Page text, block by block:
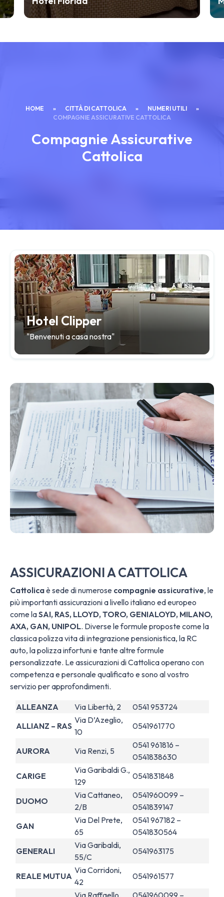
HOME » CITTÀ DI CATTOLICA » NUMERI UTILI
»
COMPAGNIE ASSICURATIVE CATTOLICA
Compagnie Assicurative
Cattolica
Hotel Clipper
"Benvenuti a casa nostra"
ASSICURAZIONI A CATTOLICA
Cattolicaè sede di numerose compagnie assicurative, le
più importanti assicurazioni a livello italiano ed europeo
come laSAI, RAS, LLOYD, TORO, GENIALOYD, MILANO,
AXA, GAN, UNIPOL. Diverse le formule proposte come la
classica polizza vita di integrazione pensionistica, la RC
auto, la polizza infortuni e tante altre formule
personalizzate. Le assicurazioni di Cattolica operano con
competenza e personale qualificato e sono al vostro
servizio per approfondimenti.
ALLEANZA Via Libertà, 2
0541 953724
ALLIANZ – RAS
Via D’Azeglio,
10
0541961770
AURORA Via Renzi, 5
0541 961816 –
0541838630
CARIGE
Via Garibaldi G.,
129
0541831848
DUOMO
Via Cattaneo,
2/B
0541960099 –
0541839147
GAN
Via Del Prete,
65
0541 967182 –
0541830564
GENERALI
Via Garibaldi,
55/C
0541963175
REALE MUTUA
Via Corridoni,
42
0541961577
Via Raffaello, 0541960099 –